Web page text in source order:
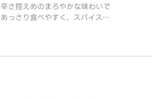
辛さ控えめのまろやかな味わいで
あっさり食べやすく、スパイスの